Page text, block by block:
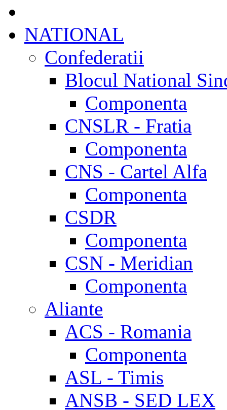
NATIONAL
Confederatii
Blocul National
Componenta
CNSLR - Fratia
Componenta
CNS - Cartel Alfa
Componenta
CSDR
Componenta
CSN - Meridian
Componenta
Aliante
ACS - Romania
Componenta
ASL - Timis
ANSB - SED LEX